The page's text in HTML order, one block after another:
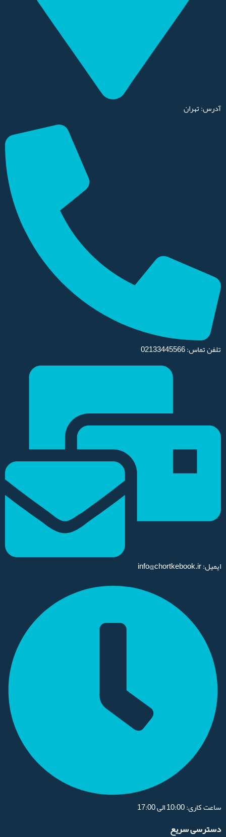
آدرس: تهران
تلفن تماس: 02133445566
ایمیل: info@chortkebook.ir
ساعت کاری: 10:00 الی 17:00
دسترسی سریع